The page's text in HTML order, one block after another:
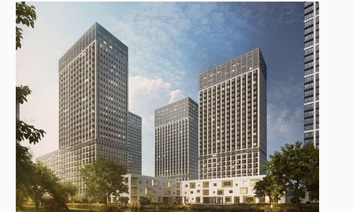
предложения
Коммерческие
помещения
Продавцы
застройщики
Панорамы
новостроек
Видеообзор
новостроек
Экспертиза